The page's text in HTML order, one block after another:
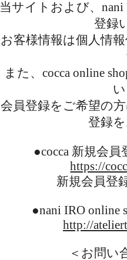
当サイトおよび、
登録
お客様情報は個人情
また、cocca online
会員登録をご希望の
登録
●cocca 新規会
https://
新規会員登
●nani IRO online
http://
＜お問い